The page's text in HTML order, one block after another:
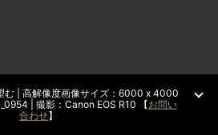
む | 高解像度画像サイズ：6000 x 4000
| 撮影：Canon EOS R10 【お問い
合わせ】